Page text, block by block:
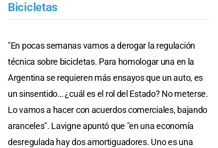
Bicicletas
"En pocas semanas vamos a derogar la regulación
técnica sobre bicicletas. Para homologar una en la
Argentina se requieren más ensayos que un auto, es
un sinsentido… ¿cuál es el rol del Estado? No meterse.
Lo vamos a hacer con acuerdos comerciales, bajando
aranceles". Lavigne apuntó que "en una economía
desregulada hay dos amortiguadores. Uno es una